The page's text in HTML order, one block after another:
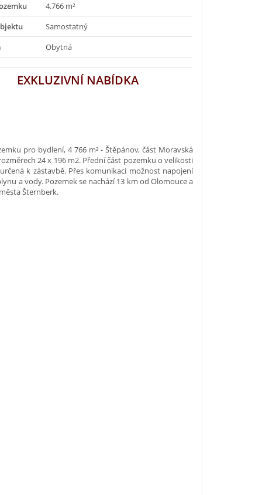
4.766 m²
Samostatný
Obytná
EXKLUZIVNÍ NABÍDKA
pro bydlení, 4 766 m² - Štěpánov, část Moravská
24 x 196 m2. Přední část pozemku o velikosti
k zástavbě. Přes komunikaci možnost napojení
a vody. Pozemek se nachází 13 km od Olomouce a
Šternberk.